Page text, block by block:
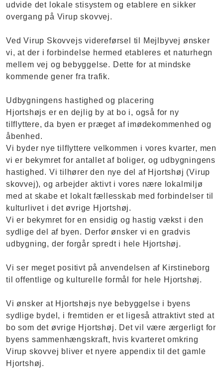
udvide det lokale stisystem og etablere en sikker
overgang på Virup skovvej.
Ved Virup Skovvejs videreførsel til Mejlbyvej ønsker
vi, at der i forbindelse hermed etableres et naturhegn
mellem vej og bebyggelse. Dette for at mindske
kommende gener fra trafik.
Udbygningens hastighed og placering
Hjortshøjs er en dejlig by at bo i, også for ny
tilflyttere, da byen er præget af imødekommenhed og
åbenhed.
Vi byder nye tilflyttere velkommen i vores kvarter, men
vi er bekymret for antallet af boliger, og udbygningens
hastighed. Vi tilhører den nye del af Hjortshøj (Virup
skovvej), og arbejder aktivt i vores nære lokalmiljø
med at skabe et lokalt fællesskab med forbindelser til
kulturlivet i det øvrige Hjortshøj.
Vi er bekymret for en ensidig og hastig vækst i den
sydlige del af byen. Derfor ønsker vi en gradvis
udbygning, der forgår spredt i hele Hjortshøj.
Vi ser meget positivt på anvendelsen af Kirstineborg
til offentlige og kulturelle formål for hele Hjortshøj.
Vi ønsker at Hjortshøjs nye bebyggelse i byens
sydlige bydel, i fremtiden er et ligeså attraktivt sted at
bo som det øvrige Hjortshøj. Det vil være ærgerligt for
byens sammenhængskraft, hvis kvarteret omkring
Virup skovvej bliver et nyere appendix til det gamle
Hjortshøj.